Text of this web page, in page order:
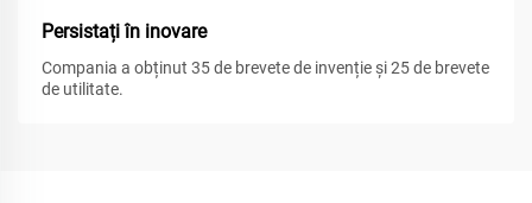
Persistați în inovare
Compania a obținut 35 de brevete de invenție și 25 de brevete
de utilitate.